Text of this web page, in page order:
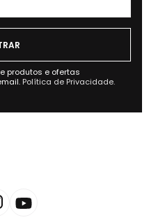
produtos e ofertas
Política de Privacidade.